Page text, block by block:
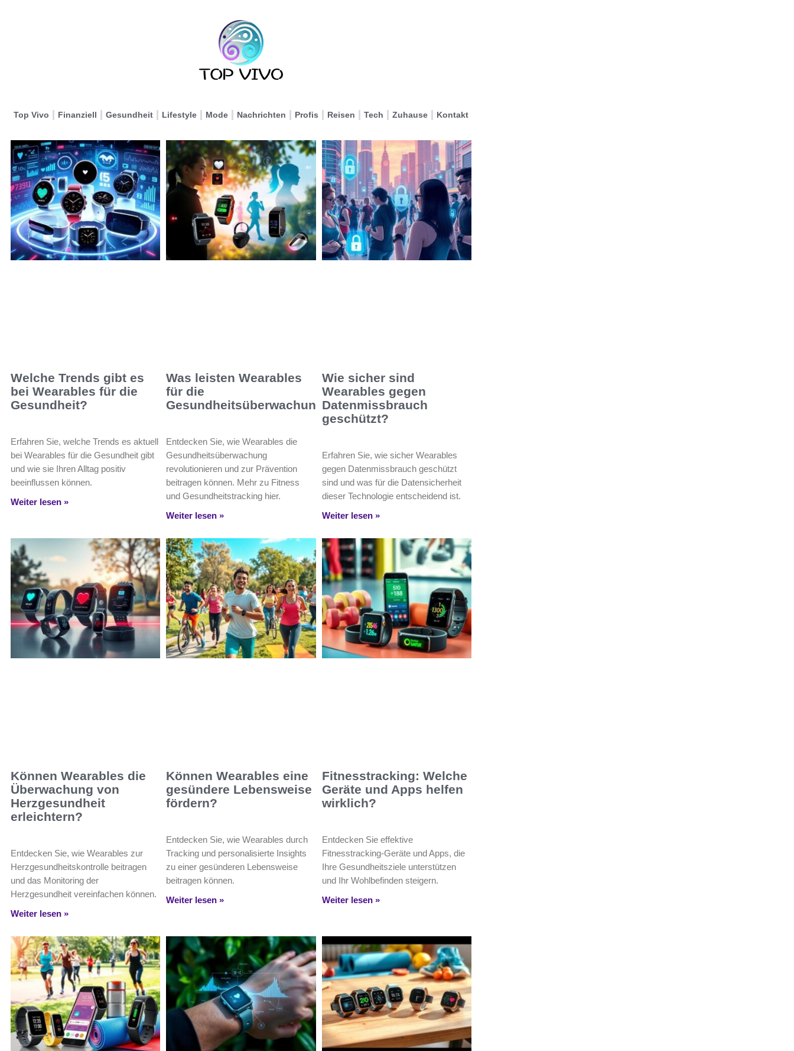
Top Vivo Finanziell Gesundheit Lifestyle Mode Nachrichten Profis Reisen Tech Zuhause Kontakt
Welche Trends gibt es
bei Wearables für die
Gesundheit?
Erfahren Sie, welche Trends es aktuell
bei Wearables für die Gesundheit gibt
und wie sie Ihren Alltag positiv
beeinflussen können.
Weiter lesen »
Was leisten Wearables
für die
Gesundheitsüberwachung?
Entdecken Sie, wie Wearables die
Gesundheitsüberwachung
revolutionieren und zur Prävention
beitragen können. Mehr zu Fitness
und Gesundheitstracking hier.
Weiter lesen »
Wie sicher sind
Wearables gegen
Datenmissbrauch
geschützt?
Erfahren Sie, wie sicher Wearables
gegen Datenmissbrauch geschützt
sind und was für die Datensicherheit
dieser Technologie entscheidend ist.
Weiter lesen »
Können Wearables die
Überwachung von
Herzgesundheit
erleichtern?
Entdecken Sie, wie Wearables zur
Herzgesundheitskontrolle beitragen
und das Monitoring der
Herzgesundheit vereinfachen können.
Weiter lesen »
Können Wearables eine
gesündere Lebensweise
fördern?
Entdecken Sie, wie Wearables durch
Tracking und personalisierte Insights
zu einer gesünderen Lebensweise
beitragen können.
Weiter lesen »
Fitnesstracking: Welche
Geräte und Apps helfen
wirklich?
Entdecken Sie effektive
Fitnesstracking-Geräte und Apps, die
Ihre Gesundheitsziele unterstützen
und Ihr Wohlbefinden steigern.
Weiter lesen »